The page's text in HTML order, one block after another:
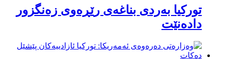
توركيا بەردی بناغەی رێڕەوی زەنگزور
دادەنێت